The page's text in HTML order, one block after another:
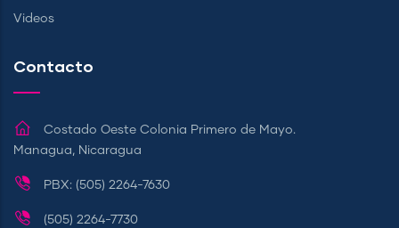
Videos
Contacto
Costado Oeste Colonia Primero de Mayo.
Managua, Nicaragua
PBX: (505) 2264-7630
(505) 2264-7730